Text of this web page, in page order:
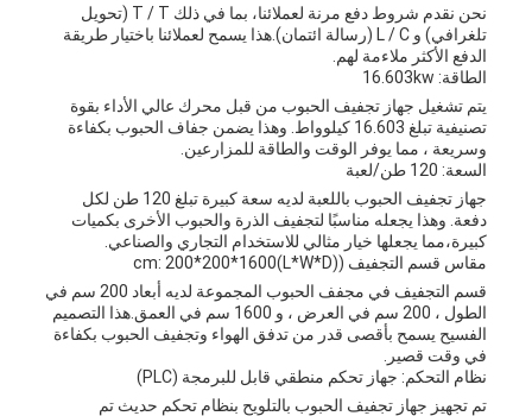
نحن نقدم شروط دفع مرنة لعملائنا، بما في ذلك T / T (تحويل
تلغرافي) و L / C (رسالة ائتمان).هذا يسمح لعملائنا باختيار طريقة
الدفع الأكثر ملاءمة لهم.
الطاقة: 16.603kw
يتم تشغيل جهاز تجفيف الحبوب من قبل محرك عالي الأداء بقوة
تصنيفية تبلغ 16.603 كيلوواط. وهذا يضمن جفاف الحبوب بكفاءة
وسريعة ، مما يوفر الوقت والطاقة للمزارعين.
السعة: 120 طن/لعبة
جهاز تجفيف الحبوب باللعبة لديه سعة كبيرة تبلغ 120 طن لكل
دفعة. وهذا يجعله مناسبًا لتجفيف الذرة والحبوب الأخرى بكميات
كبيرة،مما يجعلها خيار مثالي للاستخدام التجاري والصناعي.
مقاس قسم التجفيف ((L*W*D)cm: 200*200*1600
قسم التجفيف في مجفف الحبوب المجموعة لديه أبعاد 200 سم في
الطول ، 200 سم في العرض ، و 1600 سم في العمق.هذا التصميم
الفسيح يسمح بأقصى قدر من تدفق الهواء وتجفيف الحبوب بكفاءة
في وقت قصير.
نظام التحكم: جهاز تحكم منطقي قابل للبرمجة (PLC)
تم تجهيز جهاز تجفيف الحبوب بالتلويح بنظام تحكم حديث تم